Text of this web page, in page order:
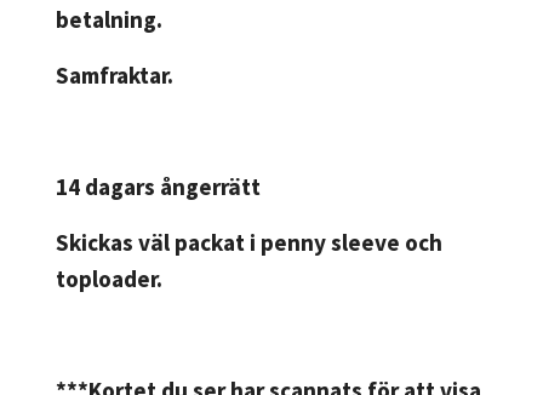
betalning.
Samfraktar.
14 dagars ångerrätt
Skickas väl packat i penny sleeve och
toploader.